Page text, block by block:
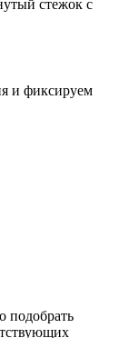
стежок с
и фиксируем
подобрать